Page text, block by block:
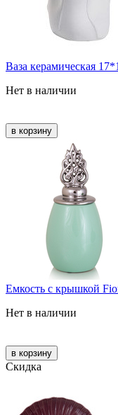
Ваза керамическая
Нет в наличии
Емкость с крышкой
Нет в наличии
Скидка